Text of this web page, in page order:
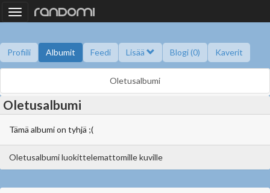
Toggle
navigation
Profiili Albumit Feedi Lisää Blogi (0) Kaverit
Kaverikirja
Oletusalbumi
Oletusalbumi
Tämä albumi on tyhjä ;(
Oletusalbumi luokittelemattomille kuville